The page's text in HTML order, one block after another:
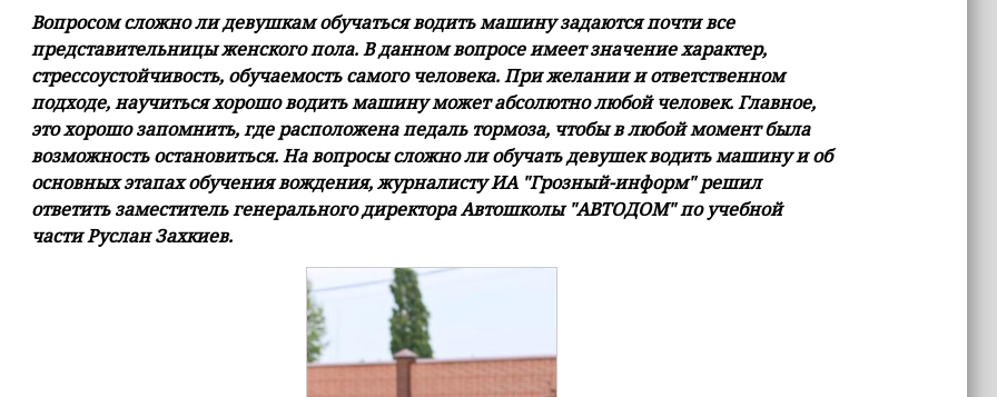
Вопросом сложно ли девушкам обучаться водить машину задаются почти все
представительницы женского пола. В данном вопросе имеет значение характер,
стрессоустойчивость, обучаемость самого человека. При желании и ответственном
подходе, научиться хорошо водить машину может абсолютно любой человек. Главное,
это хорошо запомнить, где расположена педаль тормоза, чтобы в любой момент была
возможность остановиться. На вопросы сложно ли обучать девушек водить машину и об
основных этапах обучения вождения, журналисту ИА "Грозный-информ" решил
ответить заместитель генерального директора Автошколы "АВТОДОМ" по учебной
части Руслан Захкиев.